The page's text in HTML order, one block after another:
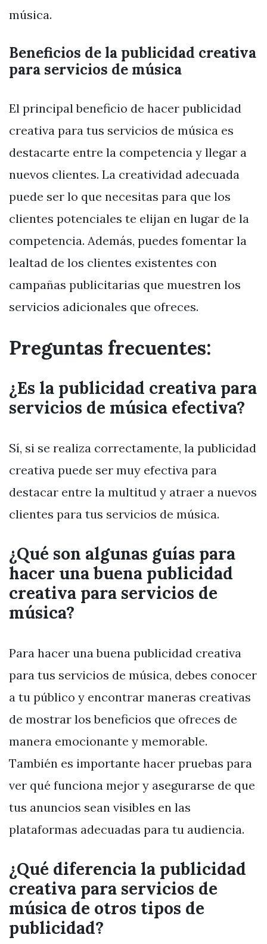
música.
Beneficios de la publicidad creativa
para servicios de música
El principal beneficio de hacer publicidad
creativa para tus servicios de música es
destacarte entre la competencia y llegar a
nuevos clientes. La creatividad adecuada
puede ser lo que necesitas para que los
clientes potenciales te elijan en lugar de la
competencia. Además, puedes fomentar la
lealtad de los clientes existentes con
campañas publicitarias que muestren los
servicios adicionales que ofreces.
Preguntas frecuentes:
¿Es la publicidad creativa para
servicios de música efectiva?
Sí, si se realiza correctamente, la publicidad
creativa puede ser muy efectiva para
destacar entre la multitud y atraer a nuevos
clientes para tus servicios de música.
¿Qué son algunas guías para
hacer una buena publicidad
creativa para servicios de
música?
Para hacer una buena publicidad creativa
para tus servicios de música, debes conocer
a tu público y encontrar maneras creativas
de mostrar los beneficios que ofreces de
manera emocionante y memorable.
También es importante hacer pruebas para
ver qué funciona mejor y asegurarse de que
tus anuncios sean visibles en las
plataformas adecuadas para tu audiencia.
¿Qué diferencia la publicidad
creativa para servicios de
música de otros tipos de
publicidad?